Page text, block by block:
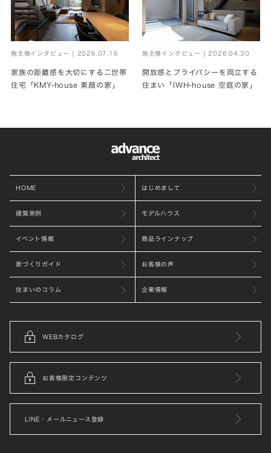
施主様インタビュー | 2026.07.16
家族の距離感を大切にする二世帯
住宅「KMY-house 素顔の家」
施主様インタビュー | 2026.04.30
開放感とプライバシーを両立する
住まい「IWH-house 空庭の家」
HOME はじめまして
建築実例 モデルハウス
イベント情報 商品ラインナップ
家づくりガイド お客様の声
住まいのコラム 企業情報
WEBカタログ
お客様限定コンテンツ
LINE・メールニュース登録